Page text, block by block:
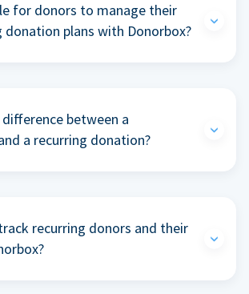
for donors to manage their
donation plans with Donorbox?
difference between a
a recurring donation?
recurring donors and their